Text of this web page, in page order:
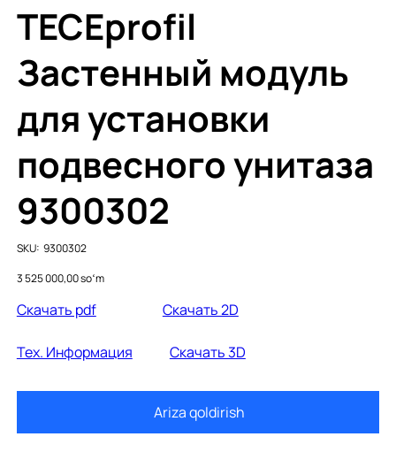
TECEprofil
Застенный модуль
для установки
подвесного унитаза
9300302
SKU: SKU
9300302
9300302
Price
3 525 000,00 soʻm
Cкачать pdf Скачать 2D
Тех. Информация Скачать 3D
Ariza qoldirish